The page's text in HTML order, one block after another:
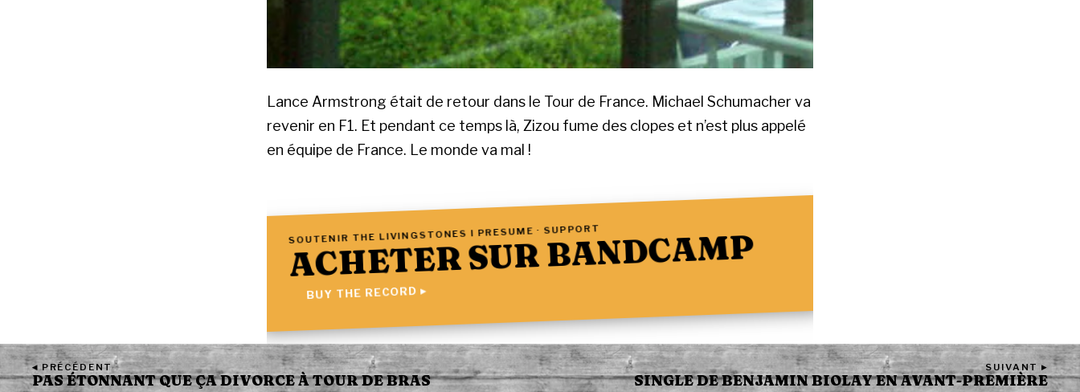
Lance Armstrong était de retour dans le Tour de France. Michael Schumacher va
revenir en F1. Et pendant ce temps là, Zizou fume des clopes et n’est plus appelé
en équipe de France. Le monde va mal !
SOUTENIR THE LIVINGSTONES I PRESUME · SUPPORT
ACHETER SUR BANDCAMP
BUY THE RECORD ▸
◂ PRÉCÉDENT
PAS ÉTONNANT QUE ÇA DIVORCE À TOUR DE BRAS
SUIVANT ▸
SINGLE DE BENJAMIN BIOLAY EN AVANT-PREMIÈRE